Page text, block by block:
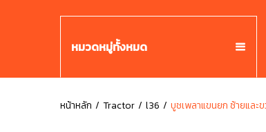
หมวดหมู่ทั้งหมด
หน้าหลัก Tractor l36 บูชเพลาแขนยก ซ้ายและ